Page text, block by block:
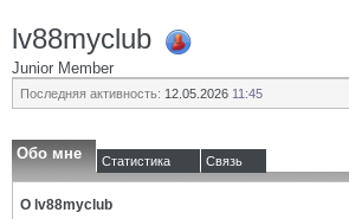
lv88myclub
Junior Member
Последняя активность: 12.05.2026 11:45
Обо мне Статистика Связь
О lv88myclub